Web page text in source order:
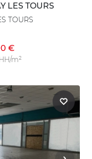
LES TOURS
TOURS
€
m²